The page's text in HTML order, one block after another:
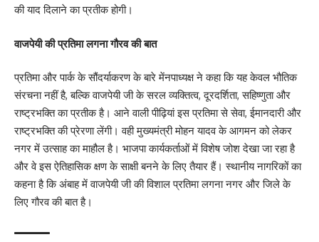
की याद दिलाने का प्रतीक होगी।
वाजपेयी की प्रतिमा लगना गौरव की बात
प्रतिमा और पार्क के सौंदर्याकरण के बारे मेंनपाध्यक्ष ने कहा कि यह केवल भौतिक
संरचना नहीं है, बल्कि वाजपेयी जी के सरल व्यक्तित्व, दूरदर्शिता, सहिष्णुता और
राष्ट्रभक्ति का प्रतीक है। आने वाली पीढ़ियां इस प्रतिमा से सेवा, ईमानदारी और
राष्ट्रभक्ति की प्रेरणा लेंगी। वही मुख्यमंत्री मोहन यादव के आगमन को लेकर
नगर में उत्साह का माहौल है। भाजपा कार्यकर्ताओं में विशेष जोश देखा जा रहा है
और वे इस ऐतिहासिक क्षण के साक्षी बनने के लिए तैयार हैं। स्थानीय नागरिकों का
कहना है कि अंबाह में वाजपेयी जी की विशाल प्रतिमा लगना नगर और जिले के
लिए गौरव की बात है।